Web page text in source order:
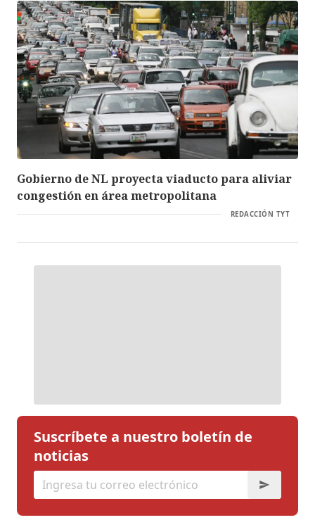
Gobierno de NL proyecta viaducto para aliviar
congestión en área metropolitana
REDACCIÓN TYT
Suscríbete a nuestro boletín de
noticias